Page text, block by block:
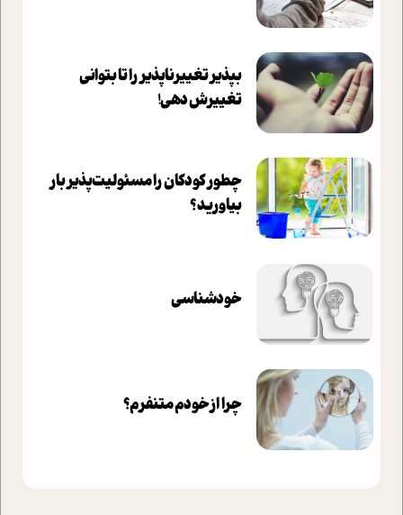
بپذير تغييرناپذير را تا بتواني
تغييرش دهي!‏
چطور کودکان را مسئولیت‌پذیر بار
بیاورید؟
خودشناسی
چرا از خودم متنفرم؟